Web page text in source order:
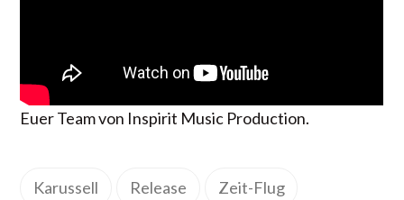
Euer Team von Inspirit Music Production.
Karussell Release Zeit-Flug